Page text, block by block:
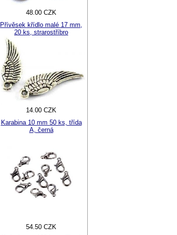
48.00 CZK
Přívěsek křídlo malé 17 mm,
20 ks, strarostříbro
14.00 CZK
Karabina 10 mm 50 ks, třída
A, černá
54.50 CZK